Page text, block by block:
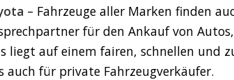
– Fahrzeuge aller Marken finden
für den Ankauf von
liegt auf einem fairen, schnellen und
für private Fahrzeugverkäufer.